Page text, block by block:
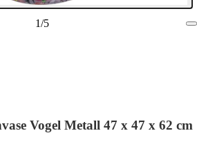
1/5
Vogel Metall 47 x 47 x 62 cm